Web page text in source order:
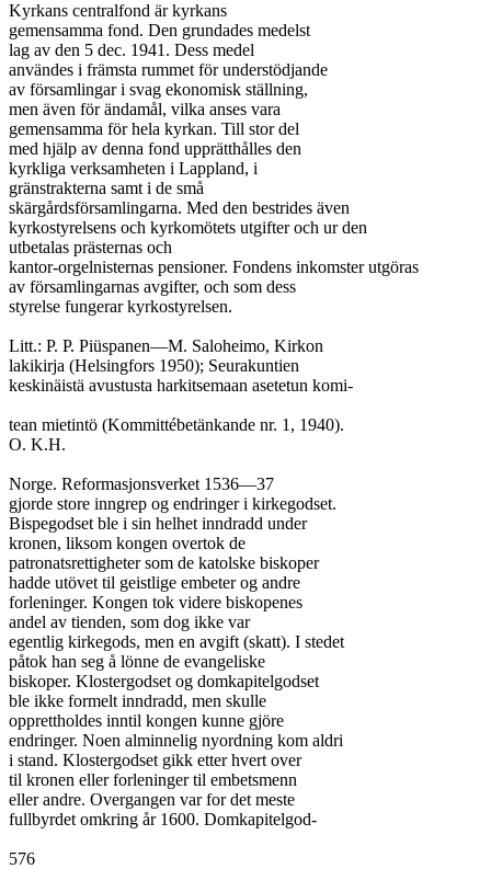
Kyrkans centralfond är kyrkans
gemensamma fond. Den grundades medelst
lag av den 5 dec. 1941. Dess medel
användes i främsta rummet för understödjande
av församlingar i svag ekonomisk ställning,
men även för ändamål, vilka anses vara
gemensamma för hela kyrkan. Till stor del
med hjälp av denna fond upprätthålles den
kyrkliga verksamheten i Lappland, i
gränstrakterna samt i de små
skärgårdsförsamlingarna. Med den bestrides även
kyrkostyrelsens och kyrkomötets utgifter och ur den
utbetalas prästernas och
kantor-orgelnisternas pensioner. Fondens inkomster utgöras
av församlingarnas avgifter, och som dess
styrelse fungerar kyrkostyrelsen.
Litt.: P. P. Piüspanen—M. Saloheimo, Kirkon
lakikirja (Helsingfors 1950); Seurakuntien
keskinäistä avustusta harkitsemaan asetetun komi-
tean mietintö (Kommittébetänkande nr. 1, 1940).
O. K.H.
Norge. Reformasjonsverket 1536—37
gjorde store inngrep og endringer i kirkegodset.
Bispegodset ble i sin helhet inndradd under
kronen, liksom kongen overtok de
patronatsrettigheter som de katolske biskoper
hadde utövet til geistlige embeter og andre
forleninger. Kongen tok videre biskopenes
andel av tienden, som dog ikke var
egentlig kirkegods, men en avgift (skatt). I stedet
påtok han seg å lönne de evangeliske
biskoper. Klostergodset og domkapitelgodset
ble ikke formelt inndradd, men skulle
opprettholdes inntil kongen kunne gjöre
endringer. Noen alminnelig nyordning kom aldri
i stand. Klostergodset gikk etter hvert over
til kronen eller forleninger til embetsmenn
eller andre. Overgangen var for det meste
fullbyrdet omkring år 1600. Domkapitelgod-
576